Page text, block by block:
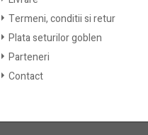
Termeni, conditii si retur
Plata seturilor goblen
Parteneri
Contact